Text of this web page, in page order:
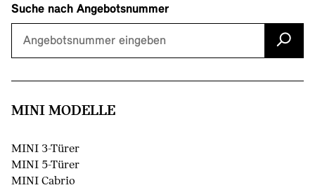
Suche nach Angebotsnummer
MINI MODELLE
MINI 3-Türer
MINI 5-Türer
MINI Cabrio